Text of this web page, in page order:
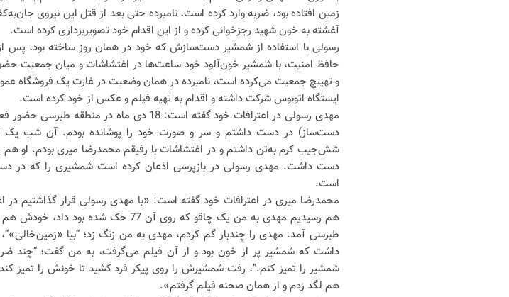
زمین افتاده بود، ضربه وارد کرده است، نامبرده حتی بعد از قتل این نیروی
آغشته به خون شهید رجزخوانی کرده و از این اقدام خود تصویربرداری کرده است.
رسولی با استفاده از شمشیر دست‌سازش که خود در همان روز ساخته بود، پس از
حافظ امنیت، با شمشیر خون‌آلود خود ساعت‌ها در اغتشاشات و میان جمعیت
و تهییج جمعیت می‌کرده است، نامبرده در همان وضعیت در غارت یک فروشگاه
ایستگاه اتوبوس شرکت داشته و اقدام به تهیه فیلم و عکس از خود کرده است.
مهدی رسولی در اعترافات خود گفته است: 18 دی ماه
دست‌ساز) در دست داشتم و سر و صورت خود را پوشانده بودم. آن شب یک
شش‌جیب کرم به‌تن داشتم و در اغتشاشات با رفیقم محمدرضا میری بودم. او هم
دست داشت. مهدی رسولی در بازپرسی اذعان کرده است شمشیری را که در
است.
محمدرضا میری در اعترافات خود گفته است: «با مهدی رسولی قرار گذاشتیم در
هم رسیدیم مهدی به من یک چاقو که روی آن 77 حک
طبرسی آمد. مهدی را چندبار گم کردم، مهدی به من زنگ زد؛ “بیا
داشت که شمشیر پر از خون بود و از آن فیلم می‌گرفت، به من گفت؛ “چند
شمشیر را تمیز کنم.”، رفت شمشیرش را روی پیکر فرد کشید تا خونش را
هم لگد زدم و از همان صحنه فیلم گرفتم».